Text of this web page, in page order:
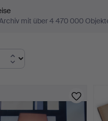
mit über 4 470 000